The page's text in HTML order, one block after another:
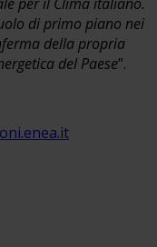
di primo piano nei
della propria
del Paese”.